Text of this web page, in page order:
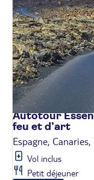
Autotour
feu et d’art
Espagne,
Vol inclus
Petit déjeuner